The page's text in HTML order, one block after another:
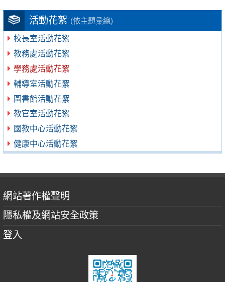
活動花絮 (依主題彙總)
校長室活動花絮
教務處活動花絮
學務處活動花絮
輔導室活動花絮
圖書館活動花絮
教官室活動花絮
國教中心活動花絮
健康中心活動花絮
網站著作權聲明
隱私權及網站安全政策
登入